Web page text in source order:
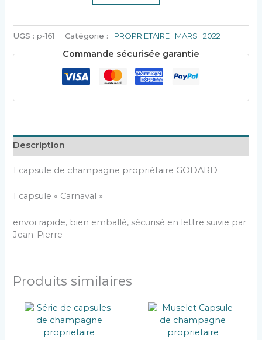
UGS : p-161 Catégorie : PROPRIETAIRE MARS 2022
Commande sécurisée garantie
Description
1 capsule de champagne propriétaire GODARD
1 capsule « Carnaval »
envoi rapide, bien emballé, sécurisé en lettre suivie par
Jean-Pierre
Produits similaires